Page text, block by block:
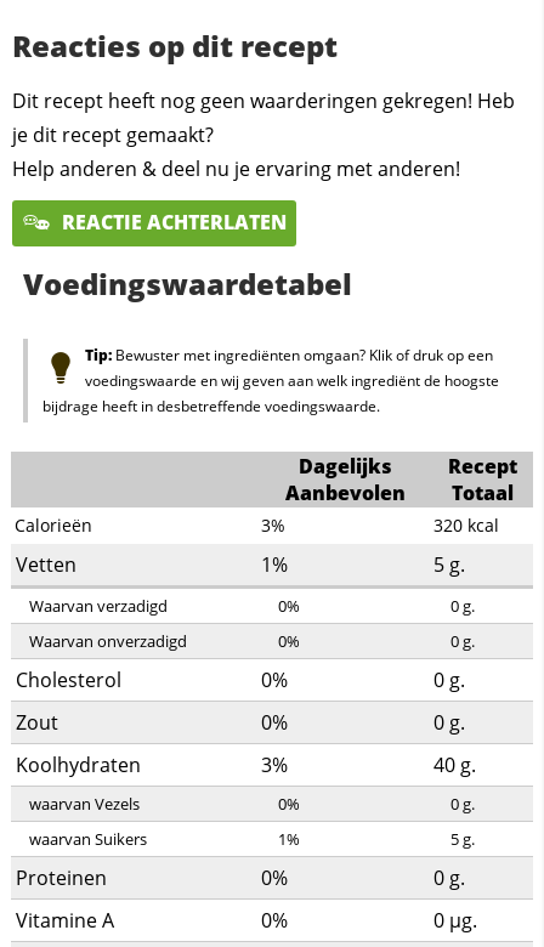
Reacties op dit recept
Dit recept heeft nog geen waarderingen gekregen! Heb
je dit recept gemaakt?
Help anderen & deel nu je ervaring met anderen!
REACTIE ACHTERLATEN
Voedingswaardetabel
Tip:Bewuster met ingrediënten omgaan? Klik of druk op een
voedingswaarde en wij geven aan welk ingrediënt de hoogste
bijdrage heeft in desbetreffende voedingswaarde.
Dagelijks
Aanbevolen
Recept
Totaal
Calorieën 3% 320 kcal
Vetten 1% 5 g.
Waarvan verzadigd 0% 0g.
Waarvan onverzadigd
0% 0g.
Cholesterol 0% 0 g.
Zout
0% 0 g.
Koolhydraten
3% 40 g.
waarvan Vezels 0% 0g.
waarvan Suikers
1% 5g.
Proteinen 0% 0 g.
Vitamine A
0% 0 µg.